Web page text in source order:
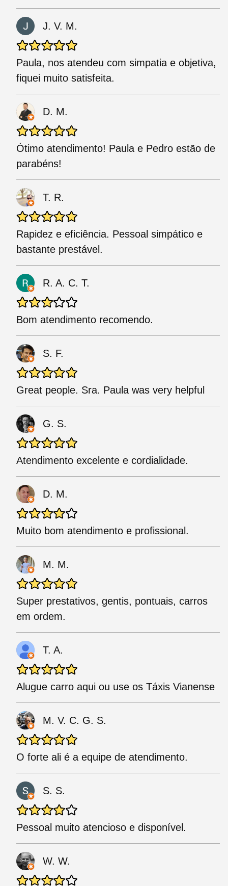
J. V. M.
Paula, nos atendeu com simpatia e objetiva,
fiquei muito satisfeita.
D. M.
Ótimo atendimento! Paula e Pedro estão de
parabéns!
T. R.
Rapidez e eficiência. Pessoal simpático e
bastante prestável.
R. A. C. T.
Bom atendimento recomendo.
S. F.
Great people. Sra. Paula was very helpful
G. S.
Atendimento excelente e cordialidade.
D. M.
Muito bom atendimento e profissional.
M. M.
Super prestativos, gentis, pontuais, carros
em ordem.
T. A.
Alugue carro aqui ou use os Táxis Vianense
M. V. C. G. S.
O forte ali é a equipe de atendimento.
S. S.
Pessoal muito atencioso e disponível.
W. W.